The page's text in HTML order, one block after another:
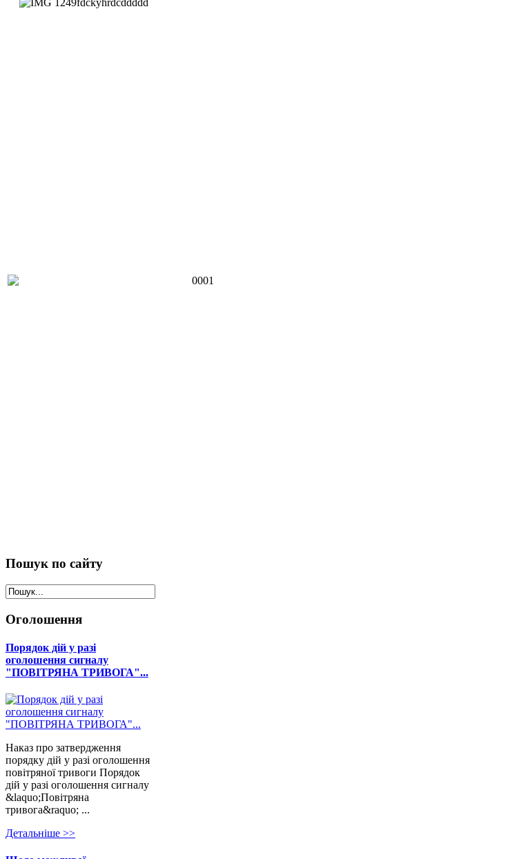
Пошук по сайту
Оголошення
Порядок дій у разі
оголошення сигналу
"ПОВІТРЯНА ТРИВОГА"...
Наказ про затвердження
порядку дій у разі оголошення
повітряної тривоги Порядок
дій у разі оголошення сигналу
&laquo;Повітряна
тривога&raquo; ...
Детальнiше >>